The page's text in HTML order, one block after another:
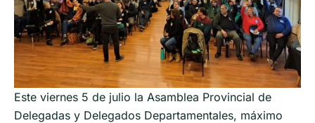
Este viernes 5 de julio la Asamblea Provincial de
Delegadas y Delegados Departamentales, máximo